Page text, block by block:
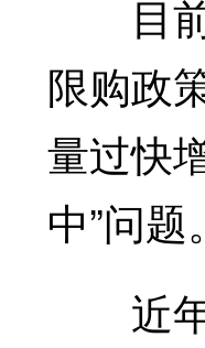
目前
限购政
量过快
中”问题。
近年